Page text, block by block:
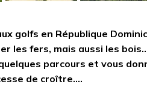
golfs en République
les fers, mais aussi les
parcours et vous
de croître….